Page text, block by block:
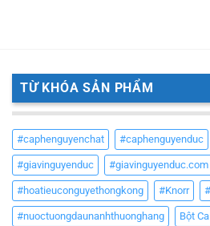
TỪ KHÓA SẢN PHẨM
#caphenguyenchat #caphenguyenduc
#giavinguyenduc #giavinguyenduc.com
#hoatieuconguyethongkong #Knorr
#nuoctuongdaunanhthuonghang Bột